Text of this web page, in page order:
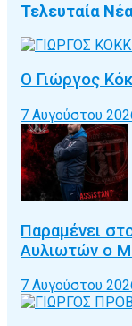
Τελευταία
Ο Γιώργος
7 Αυγούστου
Παραμένει
Αυλιωτών ο
7 Αυγούστου